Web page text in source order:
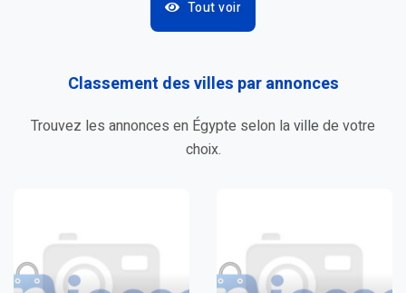
Tout voir
Classement des villes par annonces
Trouvez les annonces en Égypte selon laville de votre
choix.